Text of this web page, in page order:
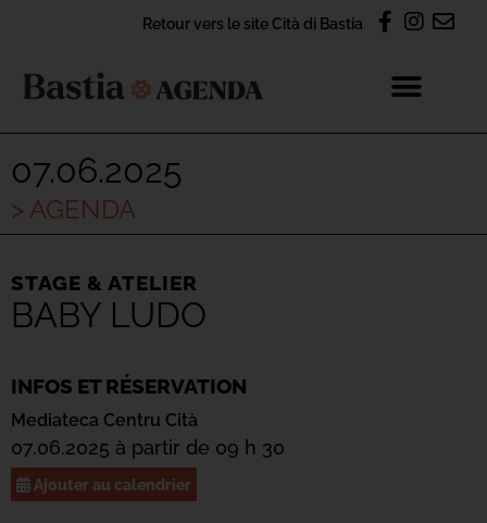
Retour vers le site Cità di Bastia
07.06.2025
> AGENDA
STAGE & ATELIER
BABY LUDO
INFOS ET RÉSERVATION
Mediateca Centru Cità
07.06.2025 à partir de 09 h 30
Ajouter au calendrier